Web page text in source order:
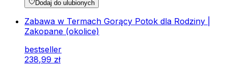
Dodaj do ulubionych
Zabawa w Termach Gorący Potok dla Rodziny |
Zakopane (okolice)
bestseller
238,99 zł